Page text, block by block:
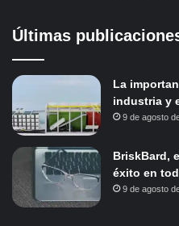
Últimas
La
industria y
9 de agosto
BriskBard,
éxito en
9 de agosto